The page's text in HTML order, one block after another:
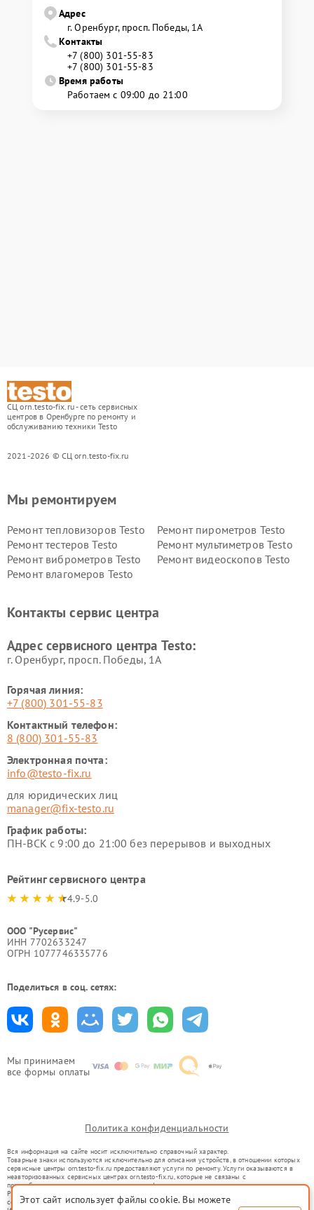
Адрес
г. Оренбург, просп. Победы, 1А
Контакты
+7 (800) 301-55-83
+7 (800) 301-55-83
Время работы
Работаем с 09:00 до 21:00
СЦ orn.testo-fix.ru - сеть сервисных
центров в Оренбурге по ремонту и
обслуживанию техники Testo
2021-2026 © СЦ orn.testo-fix.ru
Мы принимаем
все формы оплаты
Мы ремонтируем
Ремонт тепловизоров Testo
Ремонт пирометров Testo
Ремонт тестеров Testo
Ремонт мультиметров Testo
Ремонт виброметров Testo
Ремонт видеоскопов Testo
Ремонт влагомеров Testo
Контакты сервис центра
Адрес сервисного центра Testo:
г. Оренбург, просп. Победы, 1А
Горячая линия:
+7 (800) 301-55-83
Контактный телефон:
8 (800) 301-55-83
Электронная почта:
info@testo-fix.ru
для юридических лиц
manager@fix-testo.ru
График работы:
ПН-ВСК с 9:00 до 21:00 без перерывов и выходных
Рейтинг сервисного центра
4.9-5.0
ООО "Русервис"
ИНН 7702633247
ОГРН 1077746335776
Поделиться в соц. сетях:
Политика конфиденциальности
Вся информация на сайте носит исключительно справочный характер.
Товарные знаки используются исключительно для описания устройств, в отношении которых
сервисные центры orn.testo-fix.ru предоставляют услуги по ремонту. Услуги оказываются в
неавторизованных сервисных центрах orn.testo-fix.ru, которые не связаны с
правообладателями товарных знаков или их официальными представителями.
Ремонт осуществляется для устройств, уже введенных в гражданский оборот в соответствии
со статьей 1487 ГК РФ.
Этот сайт использует файлы cookie. Вы можете